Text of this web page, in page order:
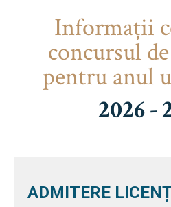
Informaţii
concursul
pentru anul
2026 -
ADMITERE